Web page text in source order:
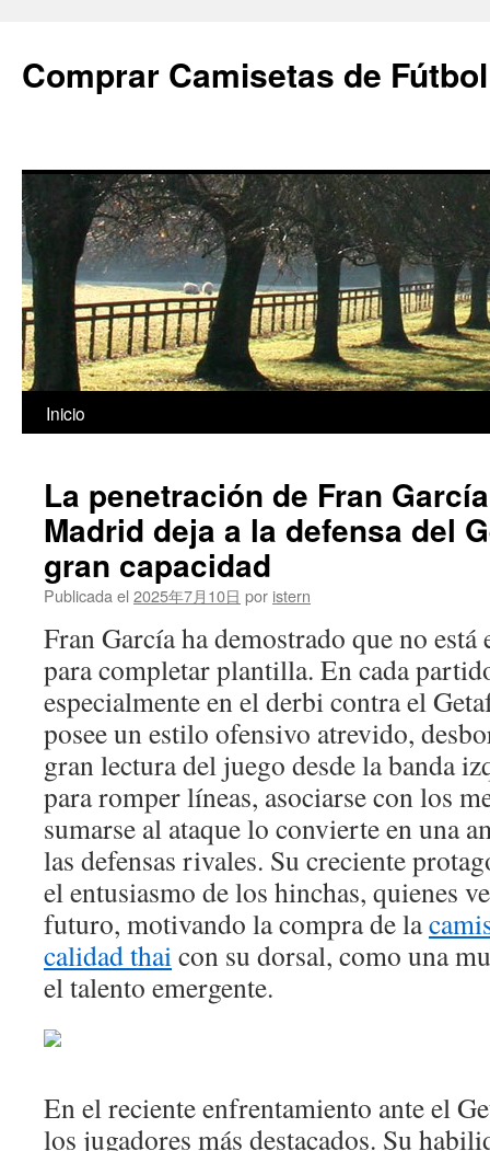
Comprar Camisetas de
Saltar
contenido
Inicio
La penetración de Fran
Madrid deja a la defensa del
gran capacidad
Publicada el 2025年7月10日 por istern
Fran García ha demostrado que no
para completar plantilla. En cada
especialmente en el derbi contra el
posee un estilo ofensivo atrevido,
gran lectura del juego desde la banda
para romper líneas, asociarse con los
sumarse al ataque lo convierte en una
las defensas rivales. Su creciente
el entusiasmo de los hinchas, quienes
futuro, motivando la compra de la
calidad thaicon su dorsal, como una
el talento emergente.
En el reciente enfrentamiento ante el
los jugadores más destacados. Su